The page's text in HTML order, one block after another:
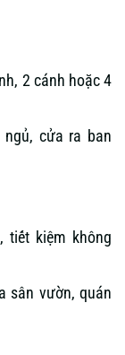
2 cánh hoặc 4
cửa ra ban
tiết kiệm không
sân vườn, quán